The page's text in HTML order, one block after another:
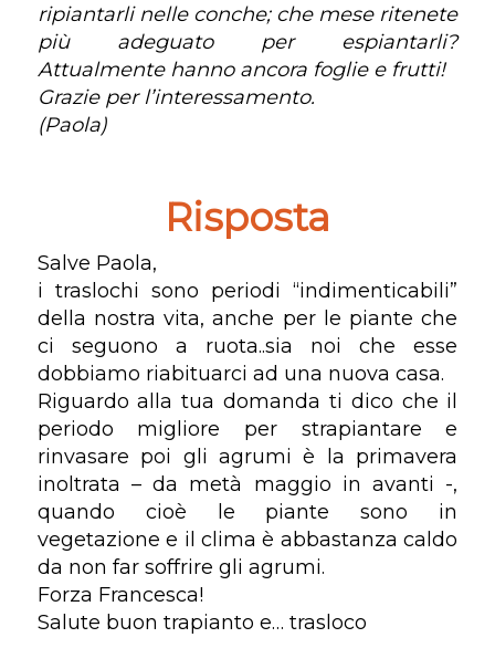
ripiantarli nelle conche; che mese ritenete
più adeguato per espiantarli?
Attualmente hanno ancora foglie e frutti!
Grazie per l’interessamento.
(Paola)
Risposta
Salve Paola,
i traslochi sono periodi “indimenticabili”
della nostra vita, anche per le piante che
ci seguono a ruota..sia noi che esse
dobbiamo riabituarci ad una nuova casa.
Riguardo alla tua domanda ti dico che il
periodo migliore per strapiantare e
rinvasare poi gli agrumi è la primavera
inoltrata – da metà maggio in avanti -,
quando cioè le piante sono in
vegetazione e il clima è abbastanza caldo
da non far soffrire gli agrumi.
Forza Francesca!
Salute buon trapianto e… trasloco